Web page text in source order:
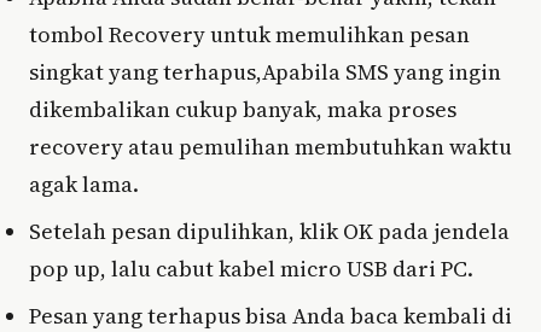
tombol Recovery untuk memulihkan pesan
singkat yang terhapus,Apabila SMS yang ingin
dikembalikan cukup banyak, maka proses
recovery atau pemulihan membutuhkan waktu
agak lama.
Setelah pesan dipulihkan, klik OK pada jendela
pop up, lalu cabut kabel micro USB dari PC.
Pesan yang terhapus bisa Anda baca kembali di